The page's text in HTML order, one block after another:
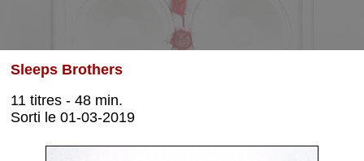
Sleeps Brothers
11 titres - 48 min.
Sorti le 01-03-2019